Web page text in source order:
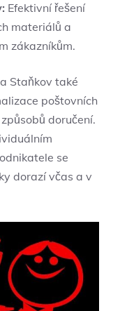
Efektivní řešení
materiálů a
zákazníkům.
Staňkov také
poštovních
doručení.
se
dorazí včas a v